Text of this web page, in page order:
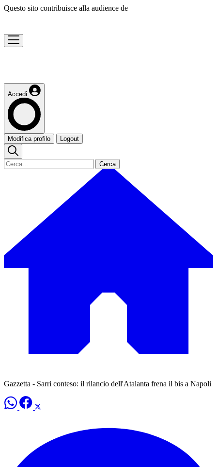
Questo sito contribuisce alla audience de
Accedi
Modifica profilo Logout
Cerca
Gazzetta - Sarri conteso: il rilancio dell'Atalanta frena il bis a Napoli